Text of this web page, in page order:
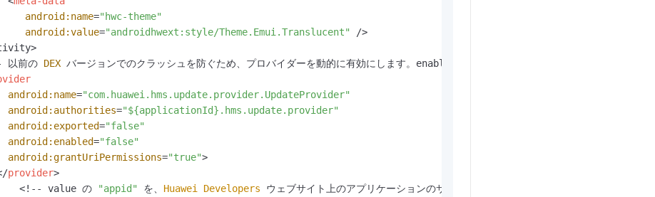
android:name="hwc-theme"
android:value="androidhwext:style/Theme.Emui.Translucent"
/>
以前の
DEX バージョンでのクラッシュを防ぐため、プロバイダーを動的に有効にします。enabled を
android:name="com.huawei.hms.update.provider.UpdateProvider"
android:authorities="${applicationId}.hms.update.provider"
android:exported="false"
android:enabled="false"
android:grantUriPermissions="true">
provider>
<!-- value の
"appid" を、 Huawei Developers ウェブサイト上のアプリケーションのサービス詳細にある実際のアプリ